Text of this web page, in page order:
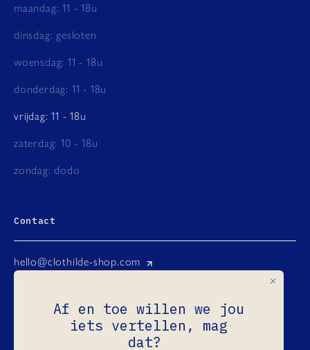
maandag: 11 - 18u
dinsdag: gesloten
woensdag: 11 - 18u
donderdag: 11 - 18u
vrijdag: 11 - 18u
zaterdag: 10 - 18u
zondag: dodo
Contact
hello@clothilde-shop.com
Facebook
Ondernemingsnr.: 0731.965.760
Af en toe willen we jou
iets vertellen, mag
dat?